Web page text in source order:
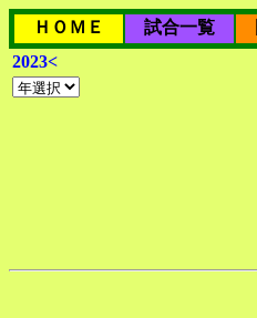
ＨＯＭＥ 試合一覧
2023<